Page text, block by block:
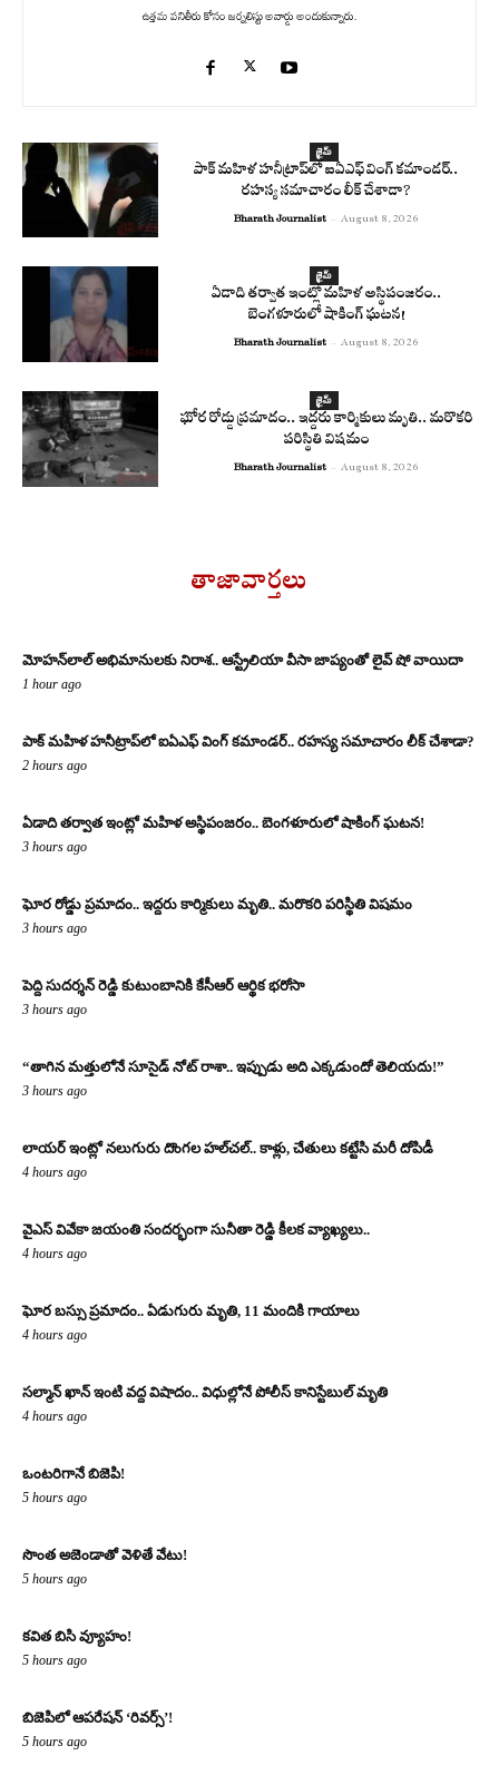
ఉత్తమ పనితీరు కోసం జర్నలిస్టు అవార్డు అందుకున్నారు.
క్రైమ్
పాక్ మహిళ హనీట్రాప్‌లో ఐఏఎఫ్ వింగ్ కమాండర్..
రహస్య సమాచారం లీక్ చేశాడా?
Bharath Journalist - August 8, 2026
క్రైమ్
ఏడాది తర్వాత ఇంట్లో మహిళ అస్థిపంజరం..
బెంగళూరులో షాకింగ్ ఘటన!
Bharath Journalist - August 8, 2026
క్రైమ్
ఘోర రోడ్డు ప్రమాదం.. ఇద్దరు కార్మికులు మృతి.. మరొకరి
పరిస్థితి విషమం
Bharath Journalist - August 8, 2026
తాజావార్తలు
మోహన్‌లాల్ అభిమానులకు నిరాశ.. ఆస్ట్రేలియా వీసా జాప్యంతో లైవ్ షో వాయిదా
1 hour ago
పాక్ మహిళ హనీట్రాప్‌లో ఐఏఎఫ్ వింగ్ కమాండర్.. రహస్య సమాచారం లీక్ చేశాడా?
2 hours ago
ఏడాది తర్వాత ఇంట్లో మహిళ అస్థిపంజరం.. బెంగళూరులో షాకింగ్ ఘటన!
3 hours ago
ఘోర రోడ్డు ప్రమాదం.. ఇద్దరు కార్మికులు మృతి.. మరొకరి పరిస్థితి విషమం
3 hours ago
పెద్ది సుదర్శన్ రెడ్డి కుటుంబానికి కేసీఆర్ ఆర్థిక భరోసా
3 hours ago
“తాగిన మత్తులోనే సూసైడ్ నోట్ రాశా.. ఇప్పుడు అది ఎక్కడుందో తెలియదు!”
3 hours ago
లాయర్ ఇంట్లో నలుగురు దొంగల హల్‌చల్.. కాళ్లు, చేతులు కట్టేసి మరీ దోపిడీ
4 hours ago
వైఎస్ వివేకా జయంతి సందర్భంగా సునీతా రెడ్డి కీలక వ్యాఖ్యలు..
4 hours ago
ఘోర బస్సు ప్రమాదం.. ఏడుగురు మృతి, 11 మందికి గాయాలు
4 hours ago
సల్మాన్ ఖాన్ ఇంటి వద్ద విషాదం.. విధుల్లోనే పోలీస్ కానిస్టేబుల్ మృతి
4 hours ago
ఒంటరిగానే బిజెపి!
5 hours ago
సొంత అజెండాతో వెళితే వేటు!
5 hours ago
కవిత బిసి వ్యూహం!
5 hours ago
బిజెపిలో ఆపరేషన్ ‘రివర్స్’!
5 hours ago